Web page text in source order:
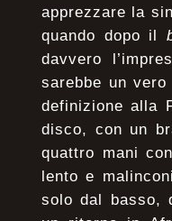
apprezzare la
quando dopo il
davvero
sarebbe un
definizione alla
disco, con un
quattro mani
lento e
solo dal basso,